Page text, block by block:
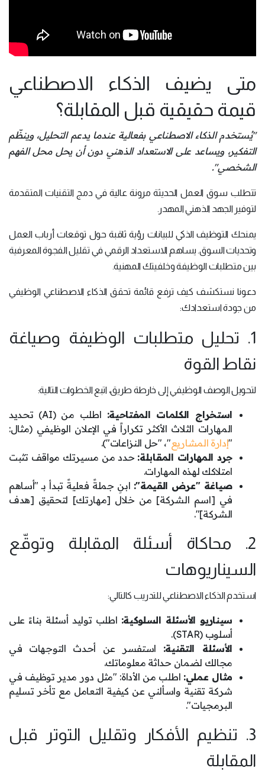
متى يضيف الذكاء الاصطناعي
قيمة حقيقية قبل المقابلة؟
"يُستخدم الذكاء الاصطناعي بفعالية عندما يدعم التحليل، وينظّم
التفكير، ويساعد على الاستعداد الذهني دون أن يحل محل الفهم
الشخصي".
تتطلب سوق العمل الحديثة مرونة عالية في دمج التقنيات المتقدمة
لتوفير الجهد الذهني المهدر.
يمنحك التوظيف الذكي للبيانات رؤية ثاقبة حول توقعات أرباب العمل
وتحديات السوق. يساهم الاستعداد الرقمي في تقليل الفجوة المعرفية
بين متطلبات الوظيفة وخلفيتك المهنية.
دعونا نستكشف كيف ترفع قائمة تحقق الذكاء الاصطناعي الوظيفي
من جودة استعدادك:
1. تحليل متطلبات الوظيفة وصياغة
نقاط القوة
لتحويل الوصف الوظيفي إلى خارطة طريق، اتبع الخطوات التالية:
استخراج الكلمات المفتاحية:
اطلب من (AI) تحديد
المهارات الثلاث الأكثر تكراراً في الإعلان الوظيفي (مثال:
"إدارة المشاريع"، "حل النزاعات").
جرد المهارات المقابلة: حدد من مسيرتك مواقف تثبت
امتلاكك لهذه المهارات.
صياغة "عرض القيمة": ابنِ جملةً فعليةً تبدأ بـ "أساهم
في [اسم الشركة] من خلال [مهارتك] لتحقيق [هدف
الشركة]".
2. محاكاة أسئلة المقابلة وتوقّع
السيناريوهات
استخدم الذكاء الاصطناعي للتدريب كالتالي:
سيناريو الأسئلة السلوكية: اطلب توليد أسئلة بناءً على
أسلوب (STAR).
الأسئلة التقنية: استفسر عن أحدث التوجهات في
مجالك لضمان حداثة معلوماتك.
مثال عملي: اطلب من الأداة: "مثل دور مدير توظيف في
شركة تقنية واسألني عن كيفية التعامل مع تأخر تسليم
البرمجيات".
3. تنظيم الأفكار وتقليل التوتر قبل
المقابلة